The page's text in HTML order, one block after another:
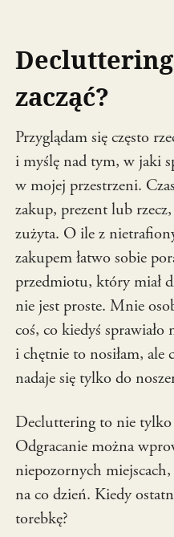
Decluttering
zacząć?
Przyglądam się często
i myślę nad tym, w jaki
w mojej przestrzeni.
zakup, prezent lub
zużyta. O ile z
zakupem łatwo sobie
przedmiotu, który miał
nie jest proste. Mnie
coś, co kiedyś
i chętnie to nosiłam, ale
nadaje się tylko do
Decluttering to nie tylko
Odgracanie można
niepozornych
na co dzień. Kiedy
torebkę?